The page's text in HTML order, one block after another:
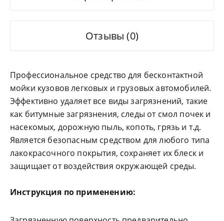
Отзывы (0)
Профессиональное средство для бесконтактной
мойки кузовов легковых и грузовых автомобилей.
Эффективно удаляет все виды загрязнений, такие
как битумные загрязнения, следы от смол почек и
насекомых, дорожную пыль, копоть, грязь и т.д.
Является безопасным средством для любого типа
лакокрасочного покрытия, сохраняет их блеск и
защищает от воздействия окружающей среды.
Инструкция по применению: